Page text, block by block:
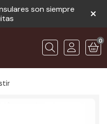
son siempre
Buscar
0